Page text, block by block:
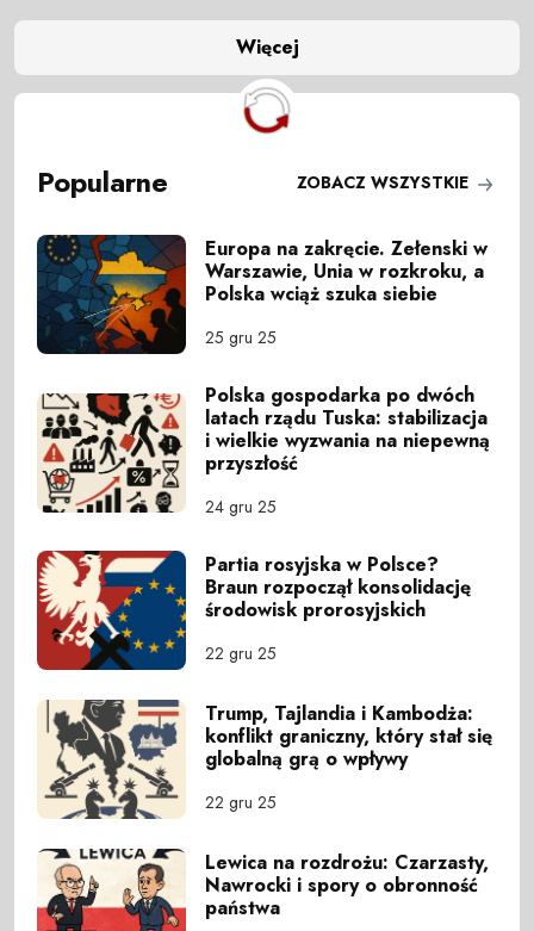
Więcej
Popularne ZOBACZ WSZYSTKIE
Europa na zakręcie. Zełenski w
Warszawie, Unia w rozkroku, a
Polska wciąż szuka siebie
25 gru 25
Polska gospodarka po dwóch
latach rządu Tuska: stabilizacja
i wielkie wyzwania na niepewną
przyszłość
24 gru 25
Partia rosyjska w Polsce?
Braun rozpoczął konsolidację
środowisk prorosyjskich
22 gru 25
Trump, Tajlandia i Kambodża:
konflikt graniczny, który stał się
globalną grą o wpływy
22 gru 25
Lewica na rozdrożu: Czarzasty,
Nawrocki i spory o obronność
państwa